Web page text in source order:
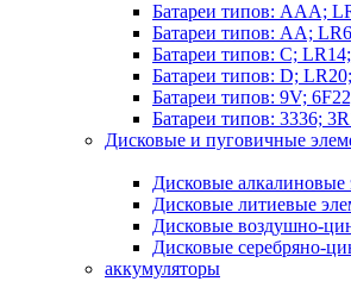
Батареи типов: AAA;
Батареи типов: AA;
Батареи типов: C;
Батареи типов: D;
Батареи типов: 9V;
Батареи типов: 3336;
Дисковые и пуговичные
Дисковые алкалиновые
Дисковые литиевые
Дисковые воздушно-
Дисковые серебряно-
аккумуляторы